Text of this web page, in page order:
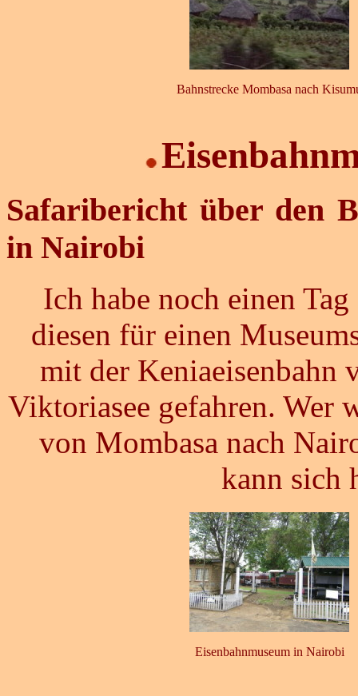
Bahnstrecke Mombasa nach
Safaribericht über den
in Nairobi
Ich habe noch einen
diesen für einen
mit der Keniaeisenbahn
Viktoriasee gefahren. Wer
von Mombasa nach
kann sich
Eisenbahnmuseum in Nairobi